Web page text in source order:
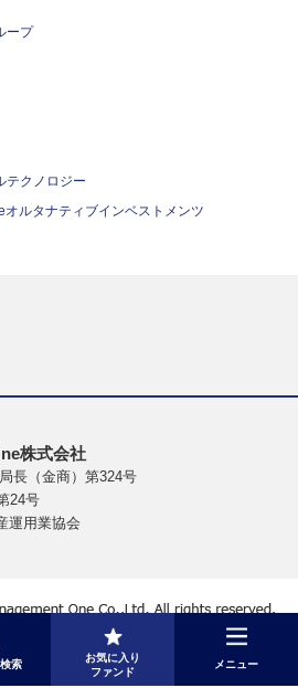
索
お気に入り
ファンド
メニュー
ープ
テクノロジー
ルタナティブインベストメンツ
株式会社
長（金商）第324号
24号
運用業協会